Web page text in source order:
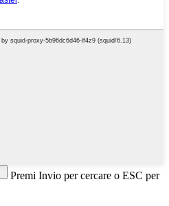
Premi Invio per cercare o ESC per